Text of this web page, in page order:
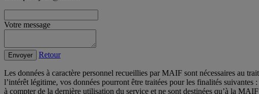
Votre message
Envoyer Retour
Les données à caractère personnel recueillies par MAIF sont nécessaires au
l’intérêt légitime, vos données pourront être traitées pour les finalités suivantes
à compter de la dernière utilisation du service et ne sont destinées qu’à la